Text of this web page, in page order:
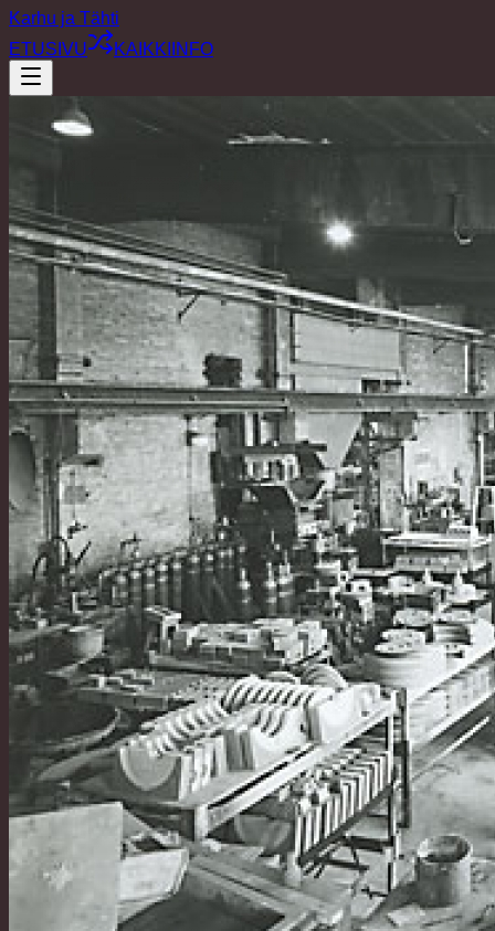
Karhu ja Tähti
ETUSIVU
KAIKKI INFO